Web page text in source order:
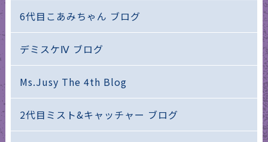
6代目こあみちゃん ブログ
デミスケⅣ ブログ
Ms.Jusy The 4th Blog
2代目ミスト&キャッチャー ブログ